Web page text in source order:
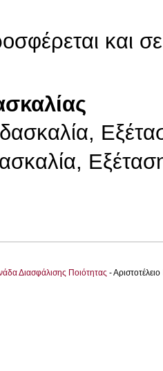
και
Διασφάλισης Ποιότητας -